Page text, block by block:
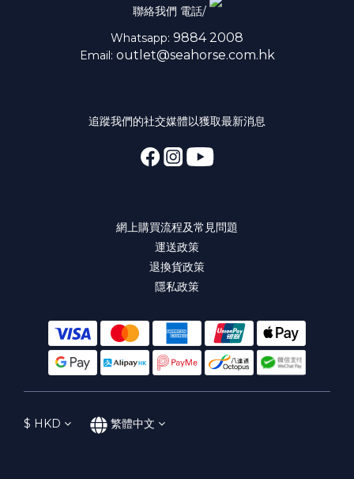
聯絡我們 電話/
Whatsapp: 9884 2008
Email: outlet@seahorse.com.hk
追蹤我們的社交媒體以獲取最新消息
網上購買流程及常見問題
運送政策
退換貨政策
隱私政策
$ HKD 繁體中文